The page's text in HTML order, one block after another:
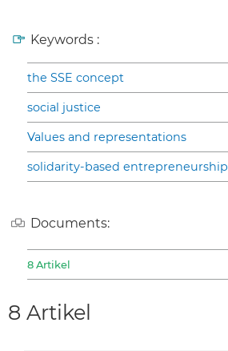
Keywords :
the SSE concept
social justice
Values and representations
solidarity-based entrepreneurship
Documents:
8 Artikel
8 Artikel